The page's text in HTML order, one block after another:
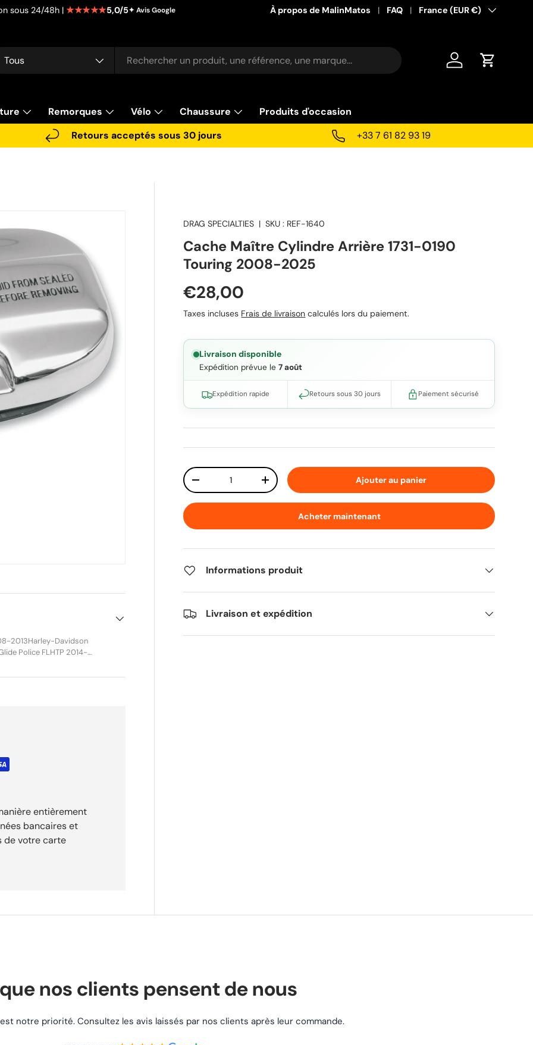
sous 24/48h | ★★★★★5,0/5✦ Avis Google À propos de MalinMatos FAQ Pays
France (EUR €)
de produit
Tous Se connecter
Panier
Remorques Vélo Chaussure
Produits d'occasion
Retours acceptés sous 30 jours +33 7 61 82 93 19
DRAG SPECIALTIES |SKU : REF-1640
Cache Maître Cylindre Arrière 1731-0190
Touring 2008-2025
Prix habituel
€28,00
Taxes incluses Frais de livraison calculés lors du paiement.
Livraison disponible
Expédition prévue le7 août
Expédition rapide Retours sous 30 jours Paiement sécurisé
Qté
Diminuer la quantitéAugmenter la quantitéAjouter au panier
Acheter maintenant
Informations produit
Livraison et expédition
Police FLHTP 2014-
Ultra Classic CVO/SE
Road Glide CVO/SE
Glide Limited FLTRK
2011-2013, 2016-
2008-2013Harley-
FLHPE 2008-
Davidson Street Glide
2012, 2015-
entièrement
bancaires et
de votre carte
nos clients pensent de nous
notre priorité. Consultez les avis laissés par nos clients après leur commande.